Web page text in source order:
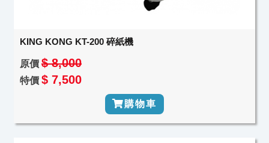
KING KONG KT-200 碎紙機
原價 $ 8,000
特價 $ 7,500
購物車